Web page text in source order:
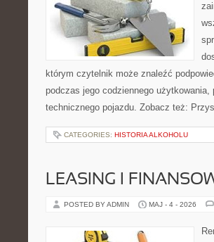
którym czytelnik może znaleźć
podczas jego codziennego
technicznego pojazdu. Zobacz też:
CATEGORIES: HISTORIA ALKOHOLU
LEASING I
POSTED BY ADMIN MAJ - 4 - 2026